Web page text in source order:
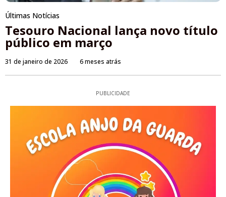
Últimas Notícias
Tesouro Nacional lança novo título
público em março
31 de janeiro de 2026 6 meses atrás
PUBLICIDADE